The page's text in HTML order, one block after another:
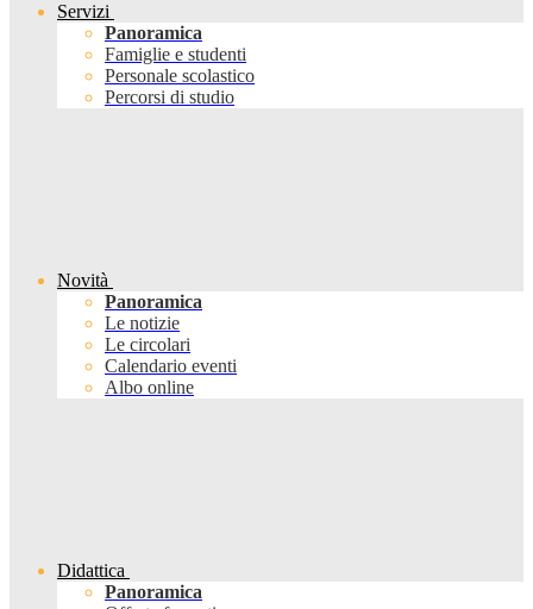
Servizi
Panoramica
Famiglie e studenti
Personale scolastico
Percorsi di studio
Novità
Panoramica
Le notizie
Le circolari
Calendario eventi
Albo online
Didattica
Panoramica